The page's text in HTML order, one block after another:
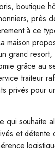
boutique
près
à ce
maison
grand
grâce au
traiteur
privés pour
qui souhaite
et détente